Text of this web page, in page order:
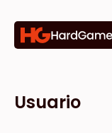
Categorías
Marcas
Tiendas
Usuario